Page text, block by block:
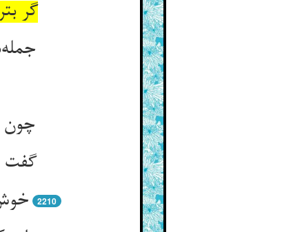
گر
چون
گفت
2210